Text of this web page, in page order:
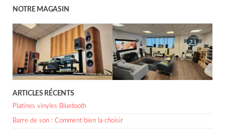
NOTRE MAGASIN
ARTICLES RÉCENTS
Platines vinyles Bluetooth
Barre de son : Comment bien la choisir